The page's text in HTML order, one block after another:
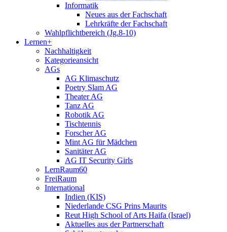
Informatik
Neues aus der Fachschaft
Lehrkräfte der Fachschaft
Wahlpflichtbereich (Jg.8-10)
Lernen+
Nachhaltigkeit
Kategorieansicht
AGs
AG Klimaschutz
Poetry Slam AG
Theater AG
Tanz AG
Robotik AG
Tischtennis
Forscher AG
Mint AG für Mädchen
Sanitäter AG
AG IT Security Girls
LernRaum60
FreiRaum
International
Indien (KIS)
Niederlande CSG Prins Maurits
Reut High School of Arts Haifa (Israel)
Aktuelles aus der Partnerschaft